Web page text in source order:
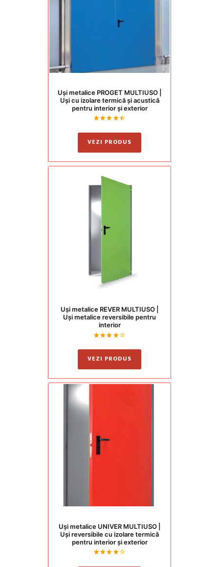
Uși metalice PROGET MULTIUSO |
Uși cu izolare termică și acustică
pentru interior și exterior
la
4.50
din 5
VEZI PRODUS
Uși metalice REVER MULTIUSO |
Uși metalice reversibile pentru
interior
la
4.00
din 5
VEZI PRODUS
Uși metalice UNIVER MULTIUSO |
Uși reversibile cu izolare termică
pentru interior și exterior